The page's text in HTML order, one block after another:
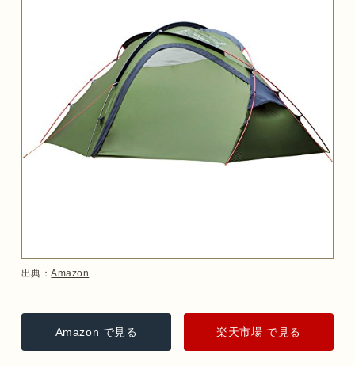
出典：Amazon
Amazon で見る 楽天市場 で見る